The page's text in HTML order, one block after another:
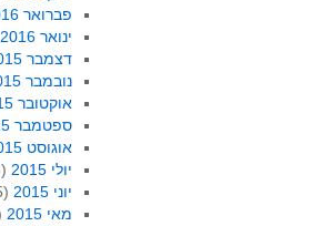
פברואר 2016
ינואר 2016
דצמבר 2015
נובמבר 2015
אוקטובר 2015
ספטמבר 2015
אוגוסט 2015
יולי 2015
(3)
יוני 2015
(5)
מאי 2015